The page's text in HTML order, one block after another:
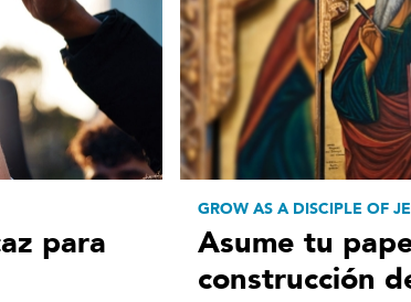
para
GROW AS A DISCIPLE OF
Asume tu
construcción